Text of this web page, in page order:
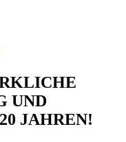
UND
JAHREN!